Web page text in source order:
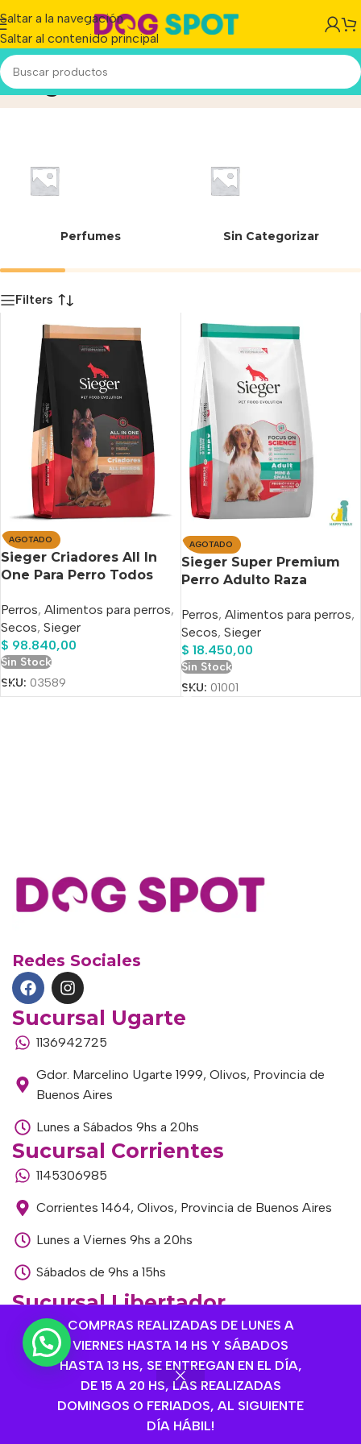
COMPRAS REALIZADAS DE LUNES A
VIERNES HASTA 14 HS Y SÁBADOS
HASTA 13 HS, SE ENTREGAN EN EL DÍA,
DE 15 A 20 HS, LAS REALIZADAS
DOMINGOS O FERIADOS, AL SIGUIENTE
DÍA HÁBIL!
Saltar a la navegación
Saltar al contenido principal
SiegerInicio/Producto
Perfumes Sin Categorizar
Filters
AGOTADO
Sieger Criadores All In
One Para Perro Todos
Perros, Alimentos para perros,
Secos, Sieger
$ 98.840,00
Sin Stock
SKU: 03589
AGOTADO
Sieger Super Premium
Perro Adulto Raza
Perros, Alimentos para perros,
Secos, Sieger
$ 18.450,00
Sin Stock
SKU: 01001
Redes Sociales
Sucursal Ugarte
1136942725
Gdor. Marcelino Ugarte 1999, Olivos, Provincia de
Buenos Aires
Lunes a Sábados 9hs a 20hs
Sucursal Corrientes
1145306985
Corrientes 1464, Olivos, Provincia de Buenos Aires
Lunes a Viernes 9hs a 20hs
Sábados de 9hs a 15hs
Sucursal Libertador
1168893524
Av. del Libertador 1915, Vte. López, Provincia de
Buenos Aires
Lunes a Viernes de 9hs a 13hs / 16hs a 20hs